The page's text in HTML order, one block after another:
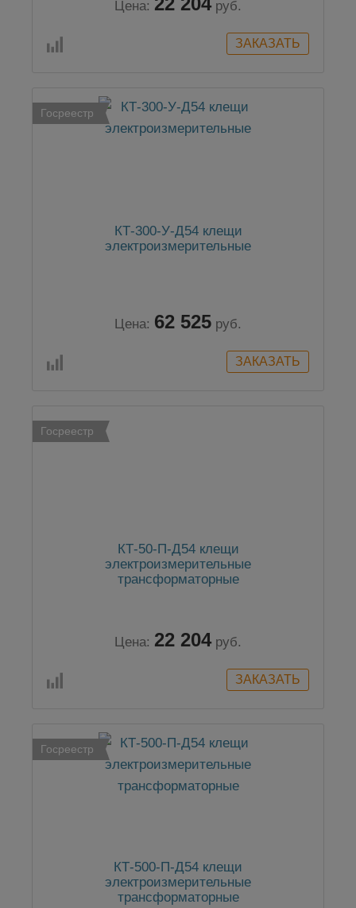
Цена: руб.
Госреестр
КТ-300-У-Д54 клещи
электроизмерительные
Цена: 62 525 руб.
Госреестр
КТ-50-П-Д54 клещи
электроизмерительные
трансформаторные
Цена: 22 204 руб.
Госреестр
КТ-500-П-Д54 клещи
электроизмерительные
трансформаторные